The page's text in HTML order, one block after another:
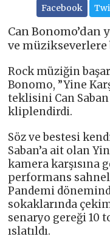
Facebook
Can Bonomo’dan
ve
Rock müziğin
Bonomo, ”Yine
teklisini Can
kliplendirdi.
Söz ve bestesi
Saban’a ait olan
kamera karşısına
performans
Pandemi
sokaklarında
senaryo gereği 10
ıslatıldı.